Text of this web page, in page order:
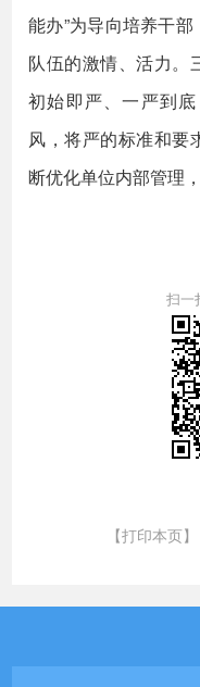
能办”为导向培养干
队伍的激情、活力。
初始即严、一严到
风，将严的标准和要
断优化单位内部管理
扫一
【打印本页】